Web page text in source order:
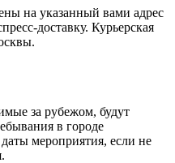
на указанный вами адрес
доставку. Курьерская
за рубежом, будут
в городе
мероприятия, если не